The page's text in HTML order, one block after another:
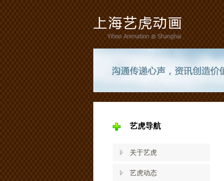
艺虎导航
关于艺虎
艺虎动态